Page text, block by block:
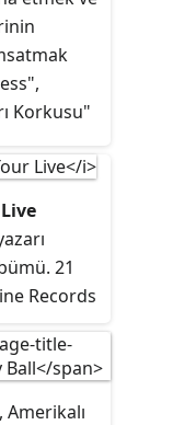
ve
sonra
için
USA
için
Gaga,
için
dev
Korkusu"
21
Records
Tour
bir
, Amerikalı